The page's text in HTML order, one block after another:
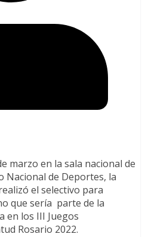
marzo en la sala nacional de
Nacional de Deportes, la
el selectivo para
que sería parte de la
en los III Juegos
Rosario 2022.